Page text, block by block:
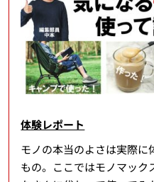
体験レポート
モノの本当のよさは実際に
もの。ここではモノマック